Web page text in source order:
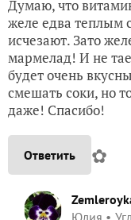
Думаю, что
желе едва теплым
исчезают. Зато
мармелад! И не
будет очень
смешать соки, но
даже! Спасибо!
Ответить ✿
Юлия